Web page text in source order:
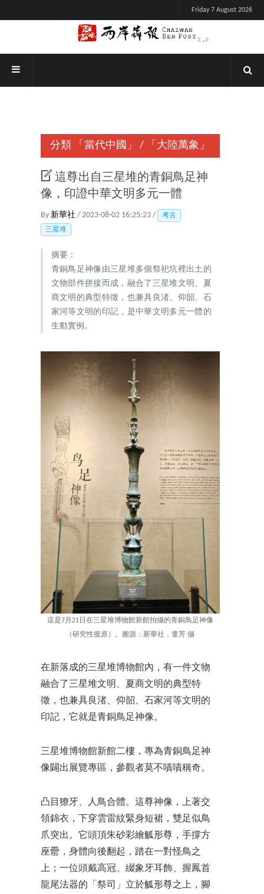
Friday 7 August 2026
分類 「當代中國」 / 「大陸萬象」
這尊出自三星堆的青銅鳥足神
像，印證中華文明多元一體
By 新華社 / 2023-08-02 16:25:23 /
考古
三星堆
摘要：
青銅鳥足神像由三星堆多個祭祀坑裡出土的
文物部件拼接而成，融合了三星堆文明、夏
商文明的典型特徵，也兼具良渚、仰韶、石
家河等文明的印記，是中華文明多元一體的
生動實例。
這是7月21日在三星堆博物館新館拍攝的青銅鳥足神像
（研究性復原）。圖源：新華社，童芳 攝
在新落成的三星堆博物館內，有一件文物
融合了三星堆文明、夏商文明的典型特
徵，也兼具良渚、仰韶、石家河等文明的
印記，它就是青銅鳥足神像。
三星堆博物館新館二樓，專為青銅鳥足神
像闢出展覽專區，參觀者莫不嘖嘖稱奇。
凸目獠牙、人鳥合體。這尊神像，上著交
領錦衣，下穿雲雷紋緊身短裙，雙足似鳥
爪突出。它頭頂朱砂彩繪觚形尊，手撐方
座罍，身體向後翻起，踏在一對怪鳥之
上；一位頭戴高冠、綴象牙耳飾、握鳳首
龍尾法器的「祭司」立於觚形尊之上，腳